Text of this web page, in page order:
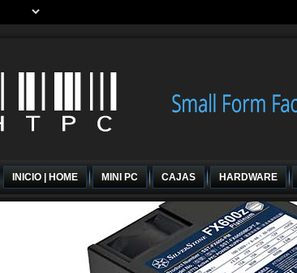
INICIO | HOME MINI PC CAJAS HARDWARE